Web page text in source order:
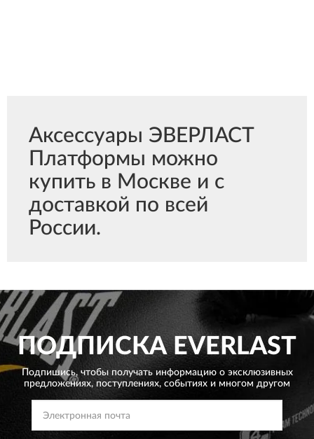
Аксессуары ЭВЕРЛАСТ
Платформы можно
купить в Москве и с
доставкой по всей
России.
ПОДПИСКАEVERLAST
Подпишись, чтобы получать информацию о эксклюзивных
предложениях, поступлениях, событиях и многом другом